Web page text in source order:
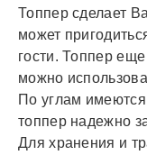
Топпер сделает
может
гости. Топпер
можно
По углам
топпер надежно
Для хранения и